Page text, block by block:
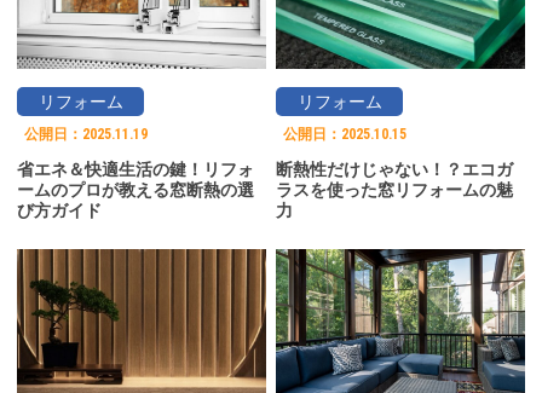
リフォーム
公開日： 2025.11.19
省エネ＆快適生活の鍵！リフォ
ームのプロが教える窓断熱の選
び方ガイド
リフォーム
公開日： 2025.10.15
断熱性だけじゃない！？エコガ
ラスを使った窓リフォームの魅
力